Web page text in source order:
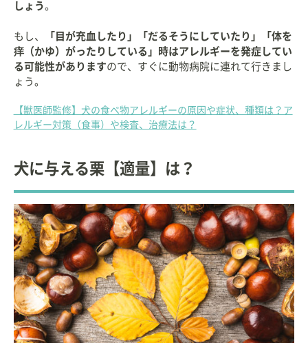
しょう。
もし、
「目が充血したり」「だるそうにしていたり」「体を
痒（かゆ）がったりしている」時はアレルギーを発症してい
る可能性がありますので、すぐに動物病院に連れて行きまし
ょう。
【獣医師監修】犬の食べ物アレルギーの原因や症状、種類は？ア
レルギー対策（食事）や検査、治療法は？
犬に与える栗【適量】は？